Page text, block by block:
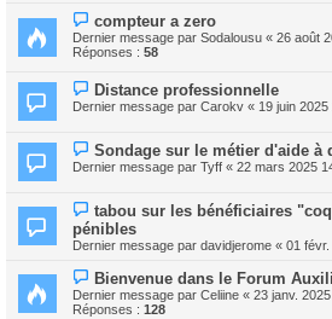
compteur a zero
Dernier message par Sodalousu « 26 août
Réponses : 58
Distance professionnelle
Dernier message par Carokv « 19 juin 2025
Sondage sur le métier d'aide à
Dernier message par Tyff « 22 mars 2025
tabou sur les bénéficiaires
pénibles
Dernier message par davidjerome « 01
Bienvenue dans le Forum
Dernier message par Celiine « 23 janv.
Réponses : 128